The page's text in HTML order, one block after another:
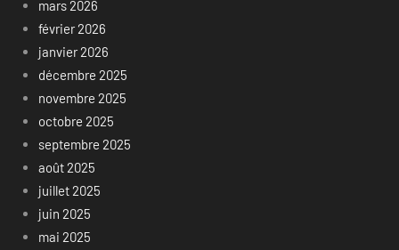
mars 2026
février 2026
janvier 2026
décembre 2025
novembre 2025
octobre 2025
septembre 2025
août 2025
juillet 2025
juin 2025
mai 2025